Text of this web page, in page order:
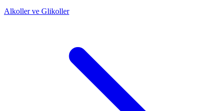
Alkoller ve Glikoller